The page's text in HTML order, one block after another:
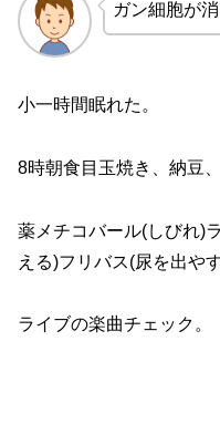
ガン細胞が
小一時間眠れた。
8時朝食目玉焼き、納豆
薬メチコバール(しびれ)
える)フリバス(尿を出や
ライブの楽曲チェック。